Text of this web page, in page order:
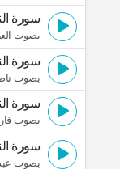
سورة
بصوت
سورة
بصوت
سورة
بصوت
سورة
بصوت